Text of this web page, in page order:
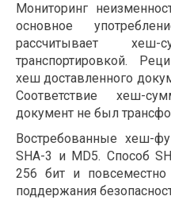
Мониторинг
основное
рассчитывает
транспортировкой.
хеш доставленного
Соответствие хеш-
документ не был
Востребованные хеш-
SHA-3 и MD5. Способ
256 бит и
поддержания